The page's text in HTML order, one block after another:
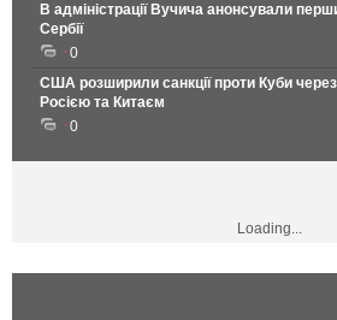
В адміністрації Вучича анонсували
Сербії
0
США розширили санкції проти Куби
Росією та Китаєм
0
Loading...